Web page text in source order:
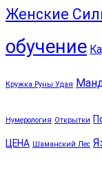
Женские
обучение
Кружка Руны Удая
Нумерология Открытки
ЦЕНА Шаманский Лес